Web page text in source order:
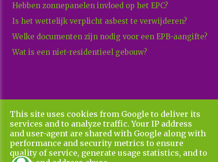
Hebben zonnepanelen invloed op het EPC?
Is het wettelijk verplicht asbest te verwijderen?
Welke documenten zijn nodig voor een EPB-aangifte?
Wat is een niet-residentieel gebouw?
Copyright All Rights Reserved © 2026 Xenadvies
Privacy & Cookies
UP-TO-DATE WebDesign
This site uses cookies from Google to deliver its
services and to analyze traffic. Your IP address
and user-agent are shared with Google along with
performance and security metrics to ensure
quality of service, generate usage statistics, and to